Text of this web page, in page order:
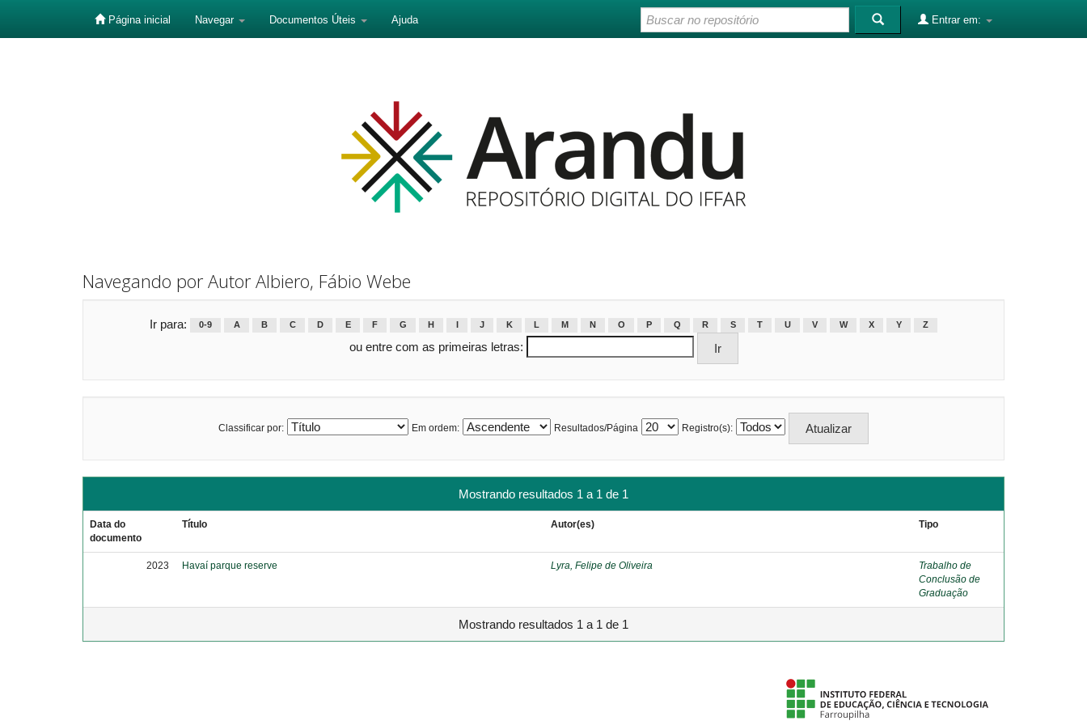
Página inicial Navegar Documentos Úteis Ajuda Entrar em:
Navegando por Autor Albiero, Fábio Webe
Ir para: 0-9 A B C D E F G H J K L M N O P Q R S T U V W X Y Z
ou entre com as primeiras letras:
Classificar por: Em ordem: Resultados/Página Registro(s):
Mostrando resultados 1 a 1 de 1
Data do
documento
Título Autor(es) Tipo
2023 Havaí parque reserve Lyra, Felipe de Oliveira
Trabalho de
Conclusão de
Graduação
Mostrando resultados 1 a 1 de 1